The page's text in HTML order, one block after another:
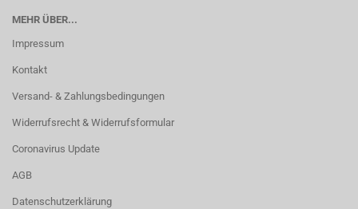
MEHR ÜBER...
Impressum
Kontakt
Versand- & Zahlungsbedingungen
Widerrufsrecht & Widerrufsformular
Coronavirus Update
AGB
Datenschutzerklärung